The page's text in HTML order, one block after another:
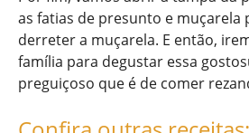
as fatias de presunto e muçarela
derreter a muçarela. E então,
família para degustar essa
preguiçoso que é de comer